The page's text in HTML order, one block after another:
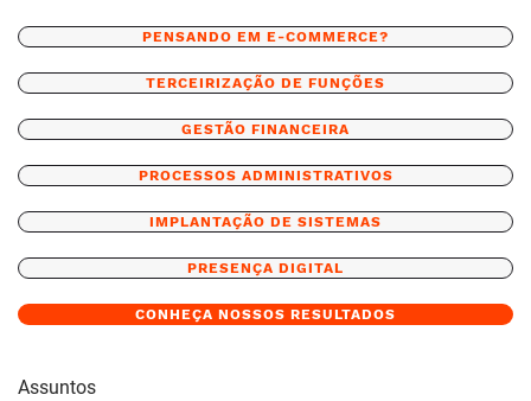
PENSANDO EM E-COMMERCE?
TERCEIRIZAÇÃO DE FUNÇÕES
GESTÃO FINANCEIRA
PROCESSOS ADMINISTRATIVOS
IMPLANTAÇÃO DE SISTEMAS
PRESENÇA DIGITAL
CONHEÇA NOSSOS RESULTADOS
Assuntos